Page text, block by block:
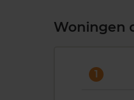
Woningen
1